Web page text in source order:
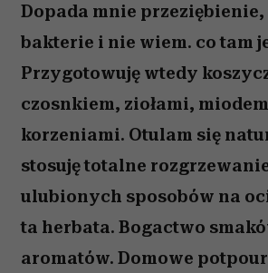
Dopada mnie
bakterie i nie wiem. co tam
Przygotowuję wtedy
czosnkiem, ziołami,
korzeniami. Otulam się
stosuję totalne
ulubionych sposobów na
ta herbata. Bogactwo
aromatów. Domowe